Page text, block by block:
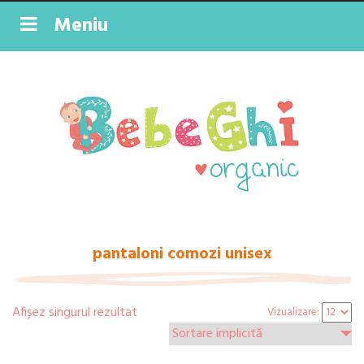
Meniu
pantaloni comozi unisex
Afișez singurul rezultat Vizualizare: